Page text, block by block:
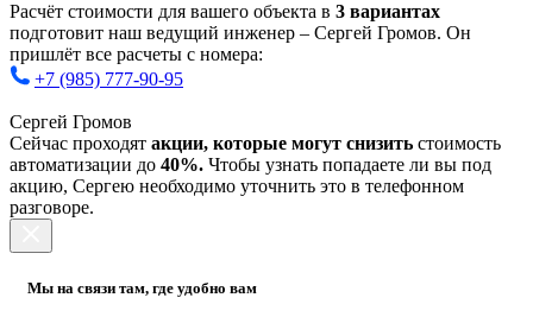
Расчёт стоимости для вашего объекта в 3 вариантах
подготовит наш ведущий инженер – Сергей Громов. Он
пришлёт все расчеты с номера:
+7 (985) 777-90-95
Сергей Громов
Сейчас проходят акции, которые могут снизить стоимость
автоматизации до 40%. Чтобы узнать попадаете ли вы под
акцию, Сергею необходимо уточнить это в телефонном
разговоре.
Мы на связи там, где удобно вам